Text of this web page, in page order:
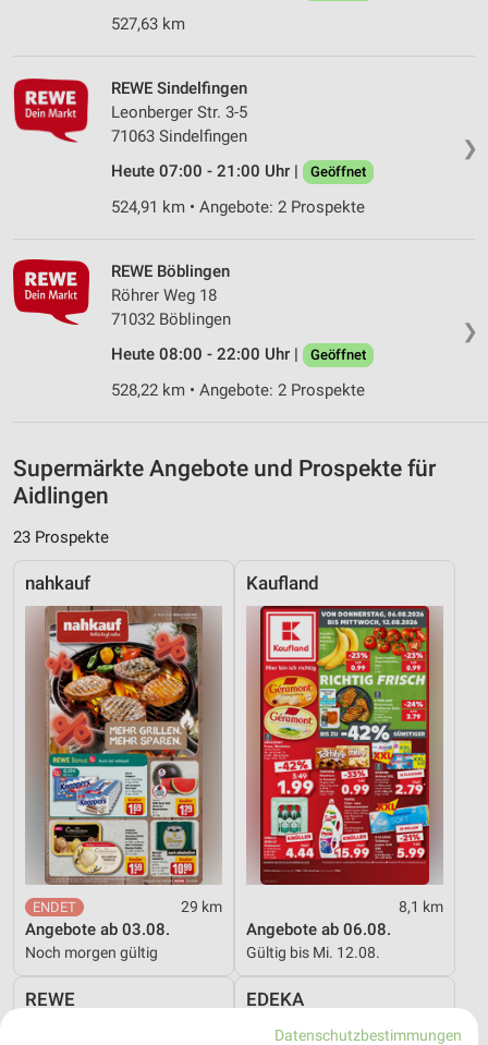
527,63 km
❯
REWE Sindelfingen
Leonberger Str. 3-5
71063 Sindelfingen
Heute 07:00 - 21:00 Uhr |
Geöffnet
524,91 km • Angebote: 2 Prospekte
❯
REWE Böblingen
Röhrer Weg 18
71032 Böblingen
Heute 08:00 - 22:00 Uhr |
Geöffnet
528,22 km • Angebote: 2 Prospekte
Supermärkte Angebote und Prospekte für
Aidlingen
23 Prospekte
nahkauf
29 km
Angebote ab 03.08.
Noch morgen gültig
Kaufland
8,1 km
Angebote ab 06.08.
Gültig bis Mi. 12.08.
REWE EDEKA
Datenschutzbestimmungen